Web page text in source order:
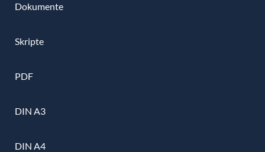
Dokumente
Skripte
PDF
DIN A3
DIN A4